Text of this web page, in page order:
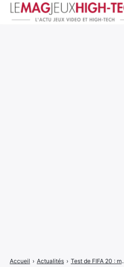
Accueil › Actualités › Test de FIFA 20